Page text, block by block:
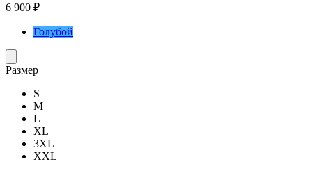
6 900 ₽
Голубой
Размер
S
M
L
XL
3XL
XXL